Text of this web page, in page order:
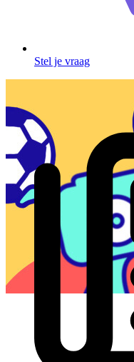
Stel je vraag